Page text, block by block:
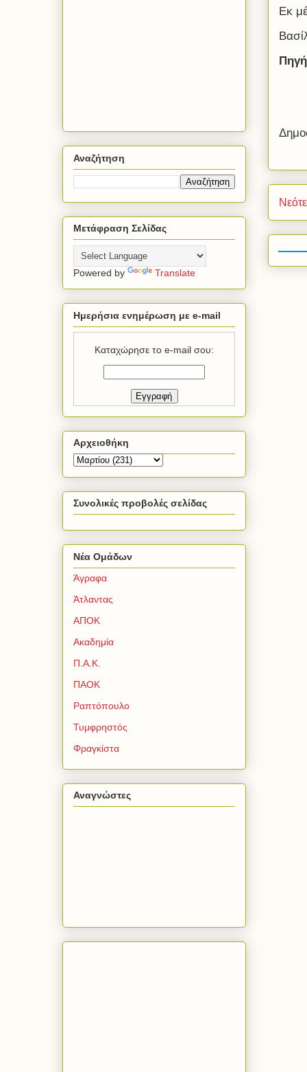
Εκ
Αναζήτηση
Μετάφραση Σελίδας
Powered by Translate
Ημερήσια ενημέρωση με e-mail
Καταχώρησε το e-mail σου:
Αρχειοθήκη
Συνολικές προβολές σελίδας
Νέα Ομάδων
Άγραφα
Άτλαντας
ΑΠΟΚ
Ακαδημία
Π.Α.Κ.
ΠΑΟΚ
Ραπτόπουλο
Τυμφρηστός
Φραγκίστα
Αναγνώστες